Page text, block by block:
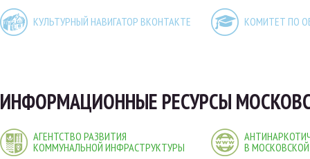
КУЛЬТУРНЫЙ НАВИГАТОР ВКОНТАКТЕ КОМИТЕТ ПО
ИНФОРМАЦИОННЫЕ РЕСУРСЫ
АГЕНТСТВО РАЗВИТИЯ
КОММУНАЛЬНОЙ ИНФРАСТРУКТУРЫ
В